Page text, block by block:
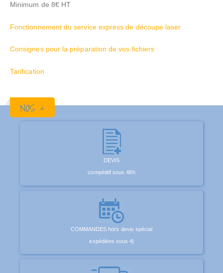
Minimum de 8€ HT
Fonctionnement du service express de découpe laser
Consignes pour la préparation de vos fichiers
Tarification
NOS +
DEVIS
compétitif sous 48h
COMMANDES hors devis spécial
expédiées sous 4j